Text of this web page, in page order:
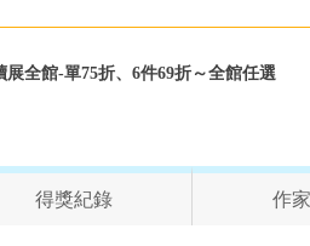
展全館-單75折、6件69折～全館任選
得獎紀錄 作